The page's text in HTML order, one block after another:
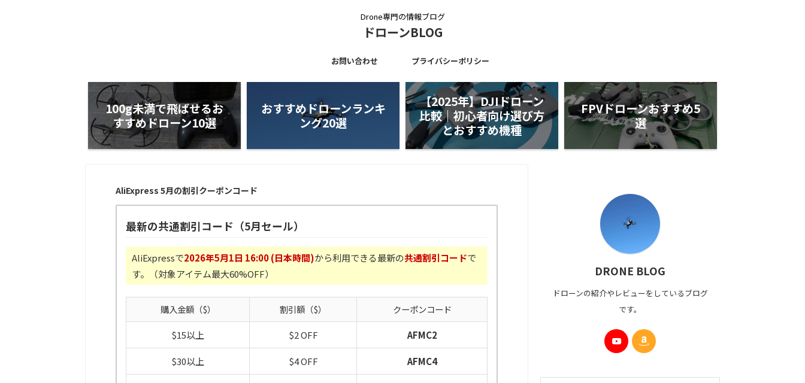
Drone専門の情報ブログ
ドローンBLOG
お問い合わせ プライバシーポリシー
100g未満で飛ばせるお
すすめドローン10選
おすすめドローンランキ
ング20選
【2025年】DJIドローン
比較｜初心者向け選び方
とおすすめ機種
FPVドローンおすすめ5
選
AliExpress 5月の割引クーポンコード
最新の共通割引コード（5月セール）
AliExpressで2026年5月1日 16:00 (日本時間)から利用できる最新の共通割引コードで
す。（対象アイテム最大60%OFF）
購入金額（$） 割引額（$） クーポンコード
$15以上 $2 OFF AFMC2
$30以上 $4 OFF AFMC4
DRONE BLOG
ドローンの紹介やレビューをしているブログ
です。